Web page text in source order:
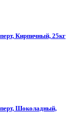
Кирпичный, 25кг
Шоколадный,